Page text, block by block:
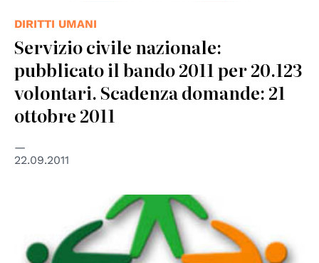
DIRITTI UMANI
Servizio civile nazionale:
pubblicato il bando 2011 per 20.123
volontari. Scadenza domande: 21
ottobre 2011
22.09.2011